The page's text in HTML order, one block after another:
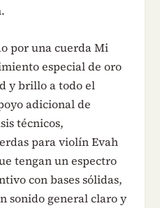
por una cuerda Mi
especial de oro
y brillo a todo el
adicional de
técnicos,
para violín Evah
tengan un espectro
con bases sólidas,
sonido general claro y